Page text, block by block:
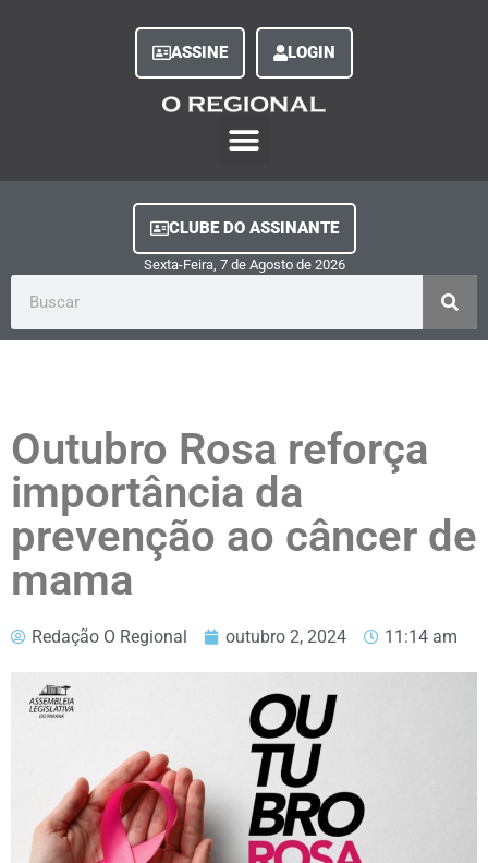
ASSINE LOGIN
CLUBE DO ASSINANTE
Sexta-Feira, 7de Agostode 2026
Outubro Rosa reforça
importância da
prevenção ao câncer de
mama
Redação O Regional outubro 2, 2024 11:14 am